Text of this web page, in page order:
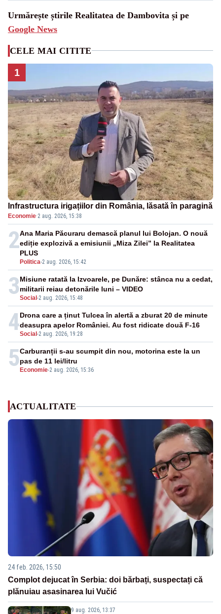
Urmărește știrile Realitatea de Dambovita și pe
Google News
CELE MAI CITITE
1
Infrastructura irigațiilor din România, lăsată în paragină
Economie·2 aug. 2026, 15:38
2
Politica-2 aug. 2026, 15:42
Ana Maria Păcuraru demască planul lui Bolojan. O nouă
ediție explozivă a emisiunii „Miza Zilei” la Realitatea
PLUS
3Social -2 aug. 2026, 15:48
Misiune ratată la Izvoarele, pe Dunăre: stânca nu a cedat,
militarii reiau detonările luni – VIDEO
4Social -2 aug. 2026, 19:28
Drona care a ținut Tulcea în alertă a zburat 20 de minute
deasupra apelor României. Au fost ridicate două F-16
5 Economie-2 aug. 2026, 15:36
Carburanții s-au scumpit din nou, motorina este la un
pas de 11 lei/litru
ACTUALITATE
24 feb. 2026, 15:50
Complot dejucat în Serbia: doi bărbați, suspectați că
plănuiau asasinarea lui Vučić
9 aug. 2026, 13:37